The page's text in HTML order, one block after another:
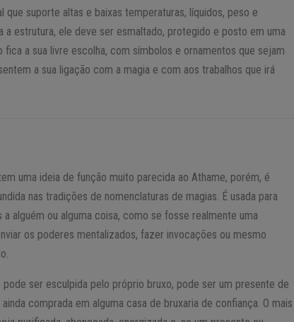
suporte altas e baixas temperaturas, líquidos, peso e
a estrutura, ele deve ser esmaltado, protegido e posto em uma
a sua livre escolha, com símbolos e ornamentos que sejam
a sua ligação com a magia e com aos trabalhos que irá
uma ideia de função muito parecida ao Athame, porém, é
nas tradições de nomenclaturas de magias. É usada para
alguém ou alguma coisa, como se fosse realmente uma
os poderes mentalizados, fazer invocações ou mesmo
ser esculpida pelo próprio bruxo, pode ser um presente de
comprada em alguma casa de bruxaria de confiança. O mais